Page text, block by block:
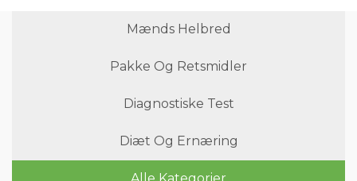
Mænds Helbred
Pakke Og Retsmidler
Diagnostiske Test
Diæt Og Ernæring